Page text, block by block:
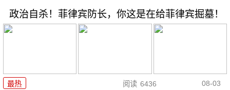
政治自杀！菲律宾防长，你这是在给菲律宾掘墓！
最热 阅读 6436 08-03